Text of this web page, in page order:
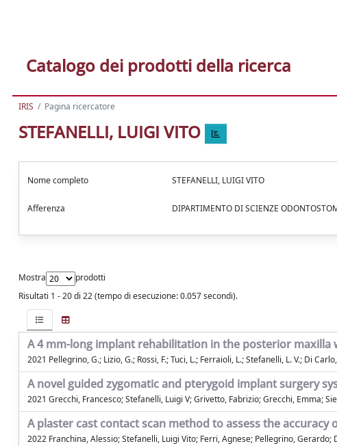
Catalogo dei prodotti della ricerca
IRIS Pagina ricercatore
STEFANELLI, LUIGI VITO
Nome completo STEFANELLI, LUIGI VITO
Afferenza DIPARTIMENTO DI SCIENZE
Mostra
prodotti
Risultati 1 - 20 di 22 (tempo di esecuzione: 0.057 secondi).
A 4 mm-long implant rehabilitation in the posterior
2021 Pellegrino, G.; Lizio, G.; Rossi, F.; Tuci, L.; Ferraioli, L.; Stefanelli, L. V.; Di
A novel guided zygomatic and pterygoid implant surgery
2021 Grecchi, Francesco; Stefanelli, Luigi V; Grivetto, Fabrizio; Grecchi, Emma;
A plaster cast contact scan method to assess the
2022 Franchina, Alessio; Stefanelli, Luigi Vito; Ferri, Agnese; Pellegrino, Gerardo;